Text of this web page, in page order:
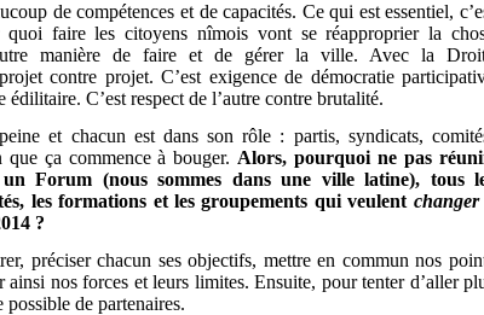
de compétences et de capacités. Ce qui est essentiel,
quoi faire les citoyens nîmois vont se réapproprier la
manière de faire et de gérer la ville. Avec la
contre projet. C’est exigence de démocratie
C’est respect de l’autre contre brutalité.
et chacun est dans son rôle : partis, syndicats,
ça commence à bouger. Alors, pourquoi ne pas
Forum (nous sommes dans une ville latine), tous
les formations et les groupements qui veulent changer
?
préciser chacun ses objectifs, mettre en commun nos
ainsi nos forces et leurs limites. Ensuite, pour tenter d’aller
de partenaires.